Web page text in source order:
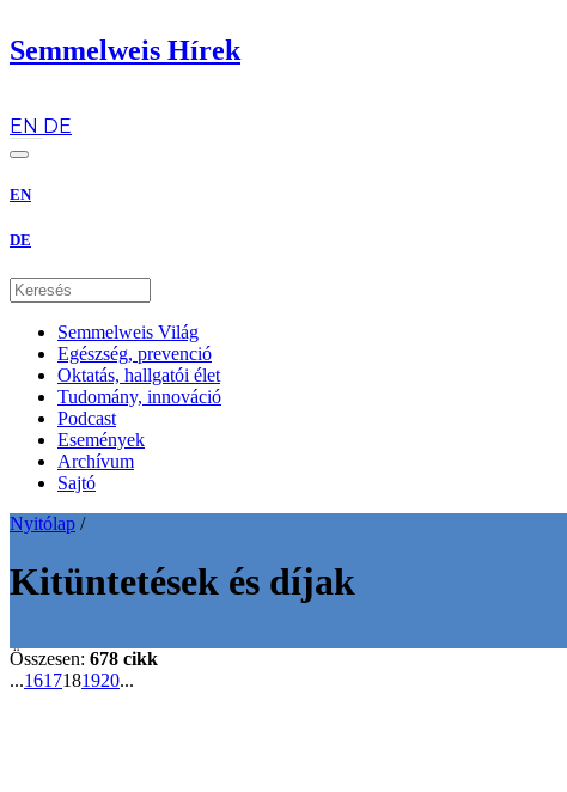
Semmelweis Hírek
EN DE
EN
DE
Semmelweis Világ
Egészség, prevenció
Oktatás, hallgatói élet
Tudomány, innováció
Podcast
Események
Archívum
Sajtó
Nyitólap /
Kitüntetések és díjak
Összesen: 678 cikk
...1617181920...